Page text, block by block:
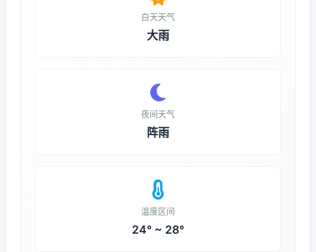
白天天气
大雨
夜间天气
阵雨
温度区间
24° ~ 28°